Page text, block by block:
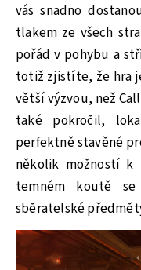
vás snadno
tlakem ze všech
pořád v pohybu a
totiž zjistíte, že hra
větší výzvou, než
také pokročil,
perfektně stavěné
několik možností
temném koutě se
sběratelské